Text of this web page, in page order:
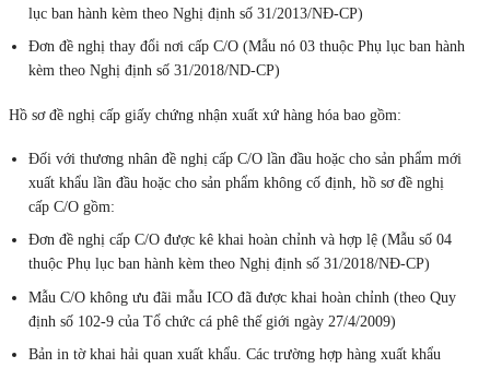
lục ban hành kèm theo Nghị định số 31/2013/NĐ-CP)
Đơn đề nghị thay đổi nơi cấp C/O (Mẫu nó 03 thuộc Phụ lục ban hành
kèm theo Nghị định số 31/2018/ND-CP)
Hồ sơ đề nghị cấp giấy chứng nhận xuất xứ hàng hóa bao gồm:
Đối với thương nhân đề nghị cấp C/O lần đầu hoặc cho sản phẩm mới
xuất khẩu lần đầu hoặc cho sản phẩm không cố định, hồ sơ đề nghị
cấp C/O gồm:
Đơn đề nghị cấp C/O được kê khai hoàn chỉnh và hợp lệ (Mẫu số 04
thuộc Phụ lục ban hành kèm theo Nghị định số 31/2018/NĐ-CP)
Mẫu C/O không ưu đãi mẫu ICO đã được khai hoàn chỉnh (theo Quy
định số 102-9 của Tổ chức cá phê thế giới ngày 27/4/2009)
Bản in tờ khai hải quan xuất khẩu. Các trường hợp hàng xuất khẩu